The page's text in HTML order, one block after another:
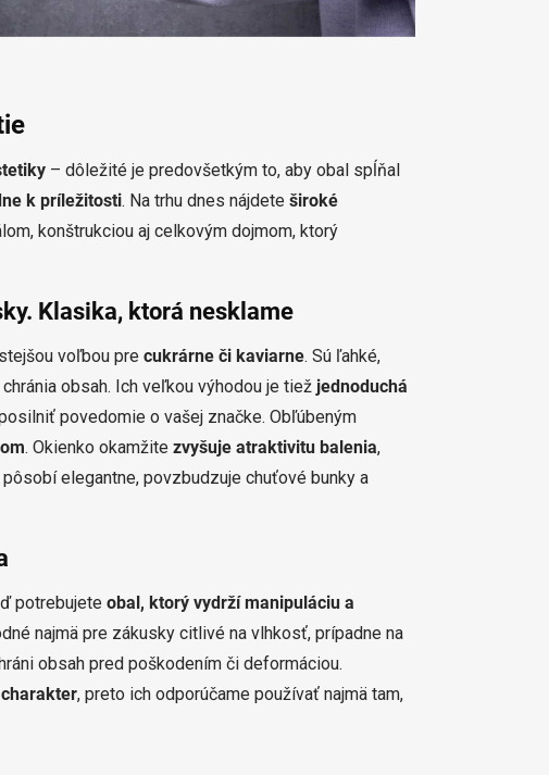
– dôležité je predovšetkým to, aby obal spĺňal
k príležitosti. Na trhu dnes nájdete široké
konštrukciou aj celkovým dojmom, ktorý
Klasika, ktorá nesklame
voľbou pre cukrárne či kaviarne. Sú ľahké,
obsah. Ich veľkou výhodou je tiež jednoduchá
povedomie o vašej značke. Obľúbeným
. Okienko okamžite zvyšuje atraktivitu balenia,
elegantne, povzbudzuje chuťové bunky a
potrebujete obal, ktorý vydrží manipuláciu a
najmä pre zákusky citlivé na vlhkosť, prípadne na
obsah pred poškodením či deformáciou.
, preto ich odporúčame používať najmä tam,